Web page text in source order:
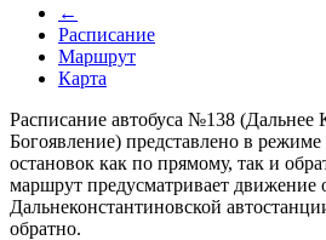
←
Расписание
Маршрут
Карта
Расписание автобуса №138 (Дальнее
Богоявление) представлено в
остановок как по прямому, так и
маршрут предусматривает движение
Дальнеконстантиновской
обратно.